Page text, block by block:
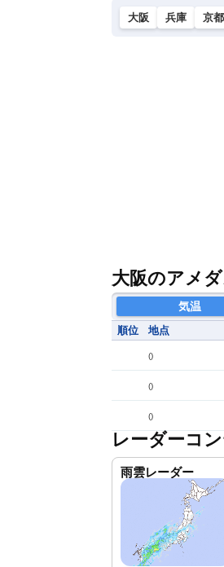
大阪 兵庫 京都
大阪のアメ
気温
順位 地点
()
()
()
レーダーコ
雨雲レーダー